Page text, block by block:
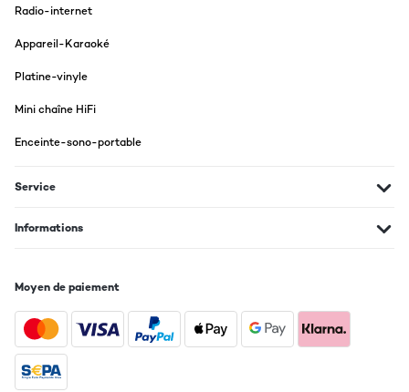
Radio-internet
Appareil-Karaoké
Platine-vinyle
Mini chaîne HiFi
Enceinte-sono-portable
Service
Informations
Moyen de paiement